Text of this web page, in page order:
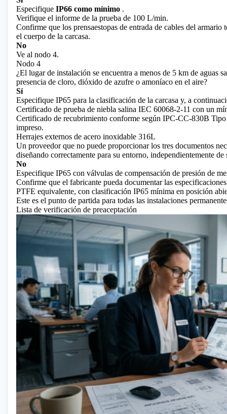
Especifique IP66 como mínimo .
Verifique el informe de la prueba de 100 L/min.
Confirme que los prensaestopas de entrada de cables del
el cuerpo de la carcasa.
No
Ve al nodo 4.
Nodo 4
¿El lugar de instalación se encuentra a menos de 5 km de aguas
presencia de cloro, dióxido de azufre o amoníaco en el aire?
Sí
Especifique IP65 para la clasificación de la carcasa y, a
Certificado de prueba de niebla salina IEC 60068-2-11 con un
Certificado de recubrimiento conforme según IPC-CC-830B
impreso.
Herrajes externos de acero inoxidable 316L
Un proveedor que no puede proporcionar los tres documentos
diseñando correctamente para su entorno, independientemente
No
Especifique IP65 con válvulas de compensación de presión de
Confirme que el fabricante pueda documentar las
PTFE equivalente, con clasificación IP65 mínima en posición
Este es el punto de partida para todas las instalaciones
Lista de verificación de preaceptación